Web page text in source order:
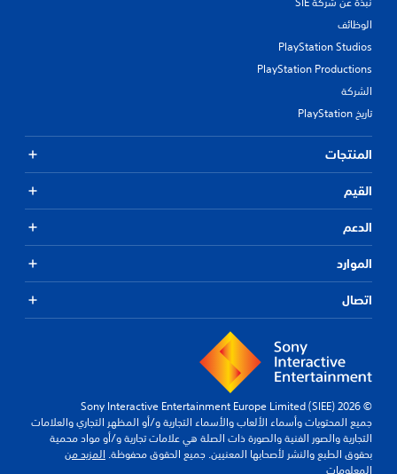
الوظائف
PlayStation Studios
PlayStation Productions
الشركة
تاريخ PlayStation
المنتجات
القيم
الدعم
الموارد
اتصال
© 2026 Sony Interactive Entertainment Europe Limited (SIEE)
جميع المحتويات وأسماء الألعاب والأسماء التجارية و/أو المظهر التجاري والعلامات
التجارية والصور الفنية والصورة ذات الصلة هي علامات تجارية و/أو مواد محمية
بحقوق الطبع والنشر لأصحابها المعنيين. جميع الحقوق محفوظة. المزيد من
المعلومات